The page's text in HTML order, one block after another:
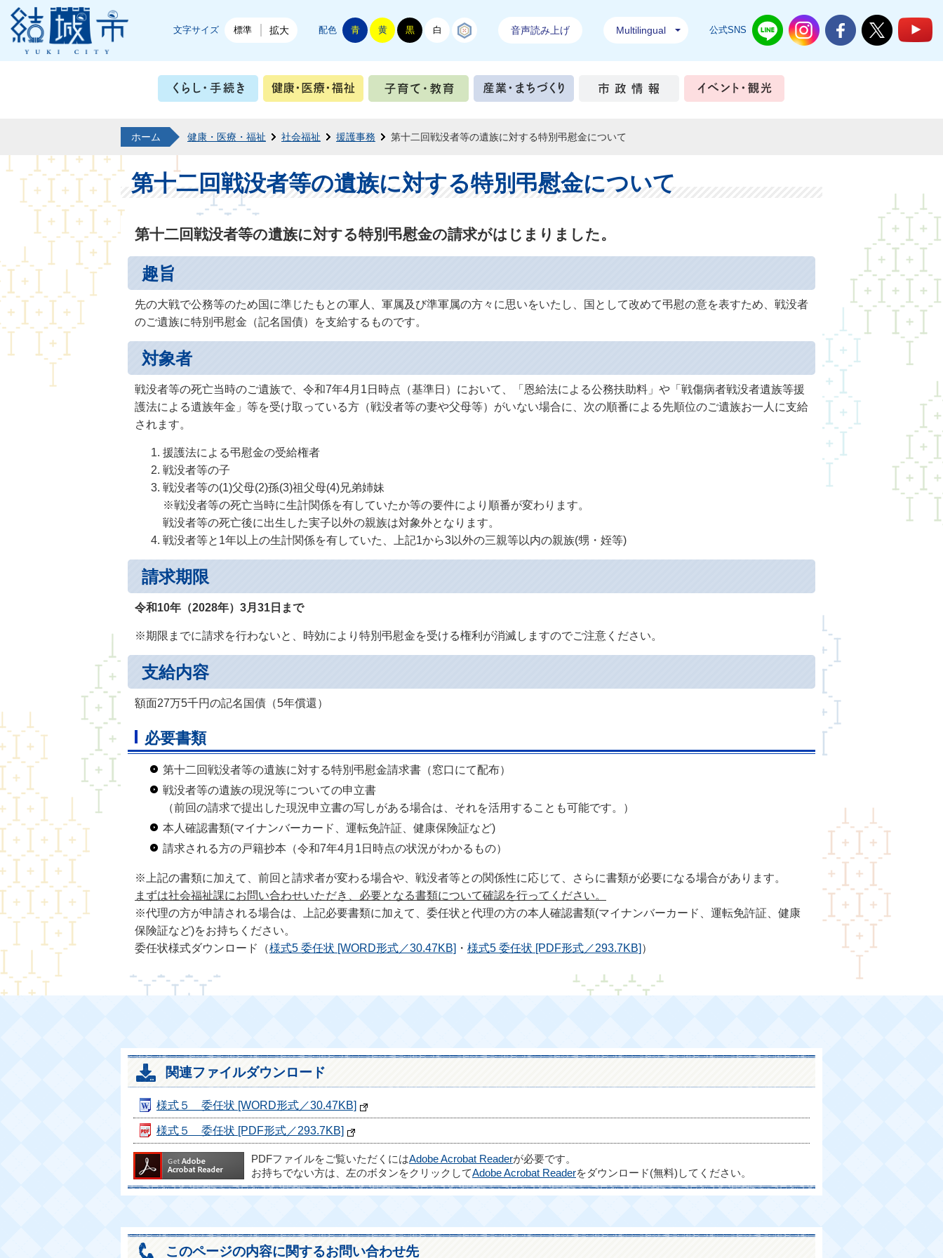
結城市公式ホームページ
文字サイズ 標準 拡大 配色 青 黄 黒 白 音声読み上げ Multilingual 公式SNS 結城市公式LINE結城市公式Instagram
結城市公式Facebook
結城市公式
くらし・手続き 健康・医療・福祉 子育て・教育 産業・まちづくり 市政情報
ホーム 健康・医療・福祉 社会福祉 援護事務 第十二回戦没者等の遺族に対する特別弔慰金について
第十二回戦没者等の遺族に対する特別弔慰金について
第十二回戦没者等の遺族に対する特別弔慰金の請求がはじまりました。
趣旨
先の大戦で公務等のため国に準じたもとの軍人、軍属及び準軍属の方々に思いをいたし、国として改めて弔慰の意を表すため、戦没者
のご遺族に特別弔慰金（記名国債）を支給するものです。
対象者
戦没者等の死亡当時のご遺族で、令和7年4月1日時点（基準日）において、「恩給法による公務扶助料」や「戦傷病者戦没者遺族等援
護法による遺族年金」等を受け取っている方（戦没者等の妻や父母等）がいない場合に、次の順番による先順位のご遺族お一人に支給
されます。
援護法による弔慰金の受給権者
戦没者等の子
戦没者等の(1)父母(2)孫(3)祖父母(4)兄弟姉妹
※戦没者等の死亡当時に生計関係を有していたか等の要件により順番が変わります。
戦没者等の死亡後に出生した実子以外の親族は対象外となります。
戦没者等と1年以上の生計関係を有していた、上記1から3以外の三親等以内の親族(甥・姪等)
請求期限
令和10年（2028年）3月31日まで
※期限までに請求を行わないと、時効により特別弔慰金を受ける権利が消滅しますのでご注意ください。
支給内容
額面27万5千円の記名国債（5年償還）
必要書類
第十二回戦没者等の遺族に対する特別弔慰金請求書（窓口にて配布）
戦没者等の遺族の現況等についての申立書
（前回の請求で提出した現況申立書の写しがある場合は、それを活用することも可能です。）
本人確認書類(マイナンバーカード、運転免許証、健康保険証など)
請求される方の戸籍抄本（令和7年4月1日時点の状況がわかるもの）
※上記の書類に加えて、前回と請求者が変わる場合や、戦没者等との関係性に応じて、さらに書類が必要になる場合があります。
まずは社会福祉課にお問い合わせいただき、必要となる書類について確認を行ってください。
※代理の方が申請される場合は、上記必要書類に加えて、委任状と代理の方の本人確認書類(マイナンバーカード、運転免許証、健康
保険証など)をお持ちください。
委任状様式ダウンロード（様式5 委任状 [WORD形式／30.47KB] ・ 様式5 委任状 [PDF形式／293.7KB] ）
関連ファイルダウンロード
様式５ 委任状 [WORD形式／30.47KB]
様式５ 委任状 [PDF形式／293.7KB]
PDFファイルをご覧いただくにはAdobe Acrobat Readerが必要です。
お持ちでない方は、左のボタンをクリックしてAdobe Acrobat Readerをダウンロード(無料)してください。
このページの内容に関するお問い合わせ先